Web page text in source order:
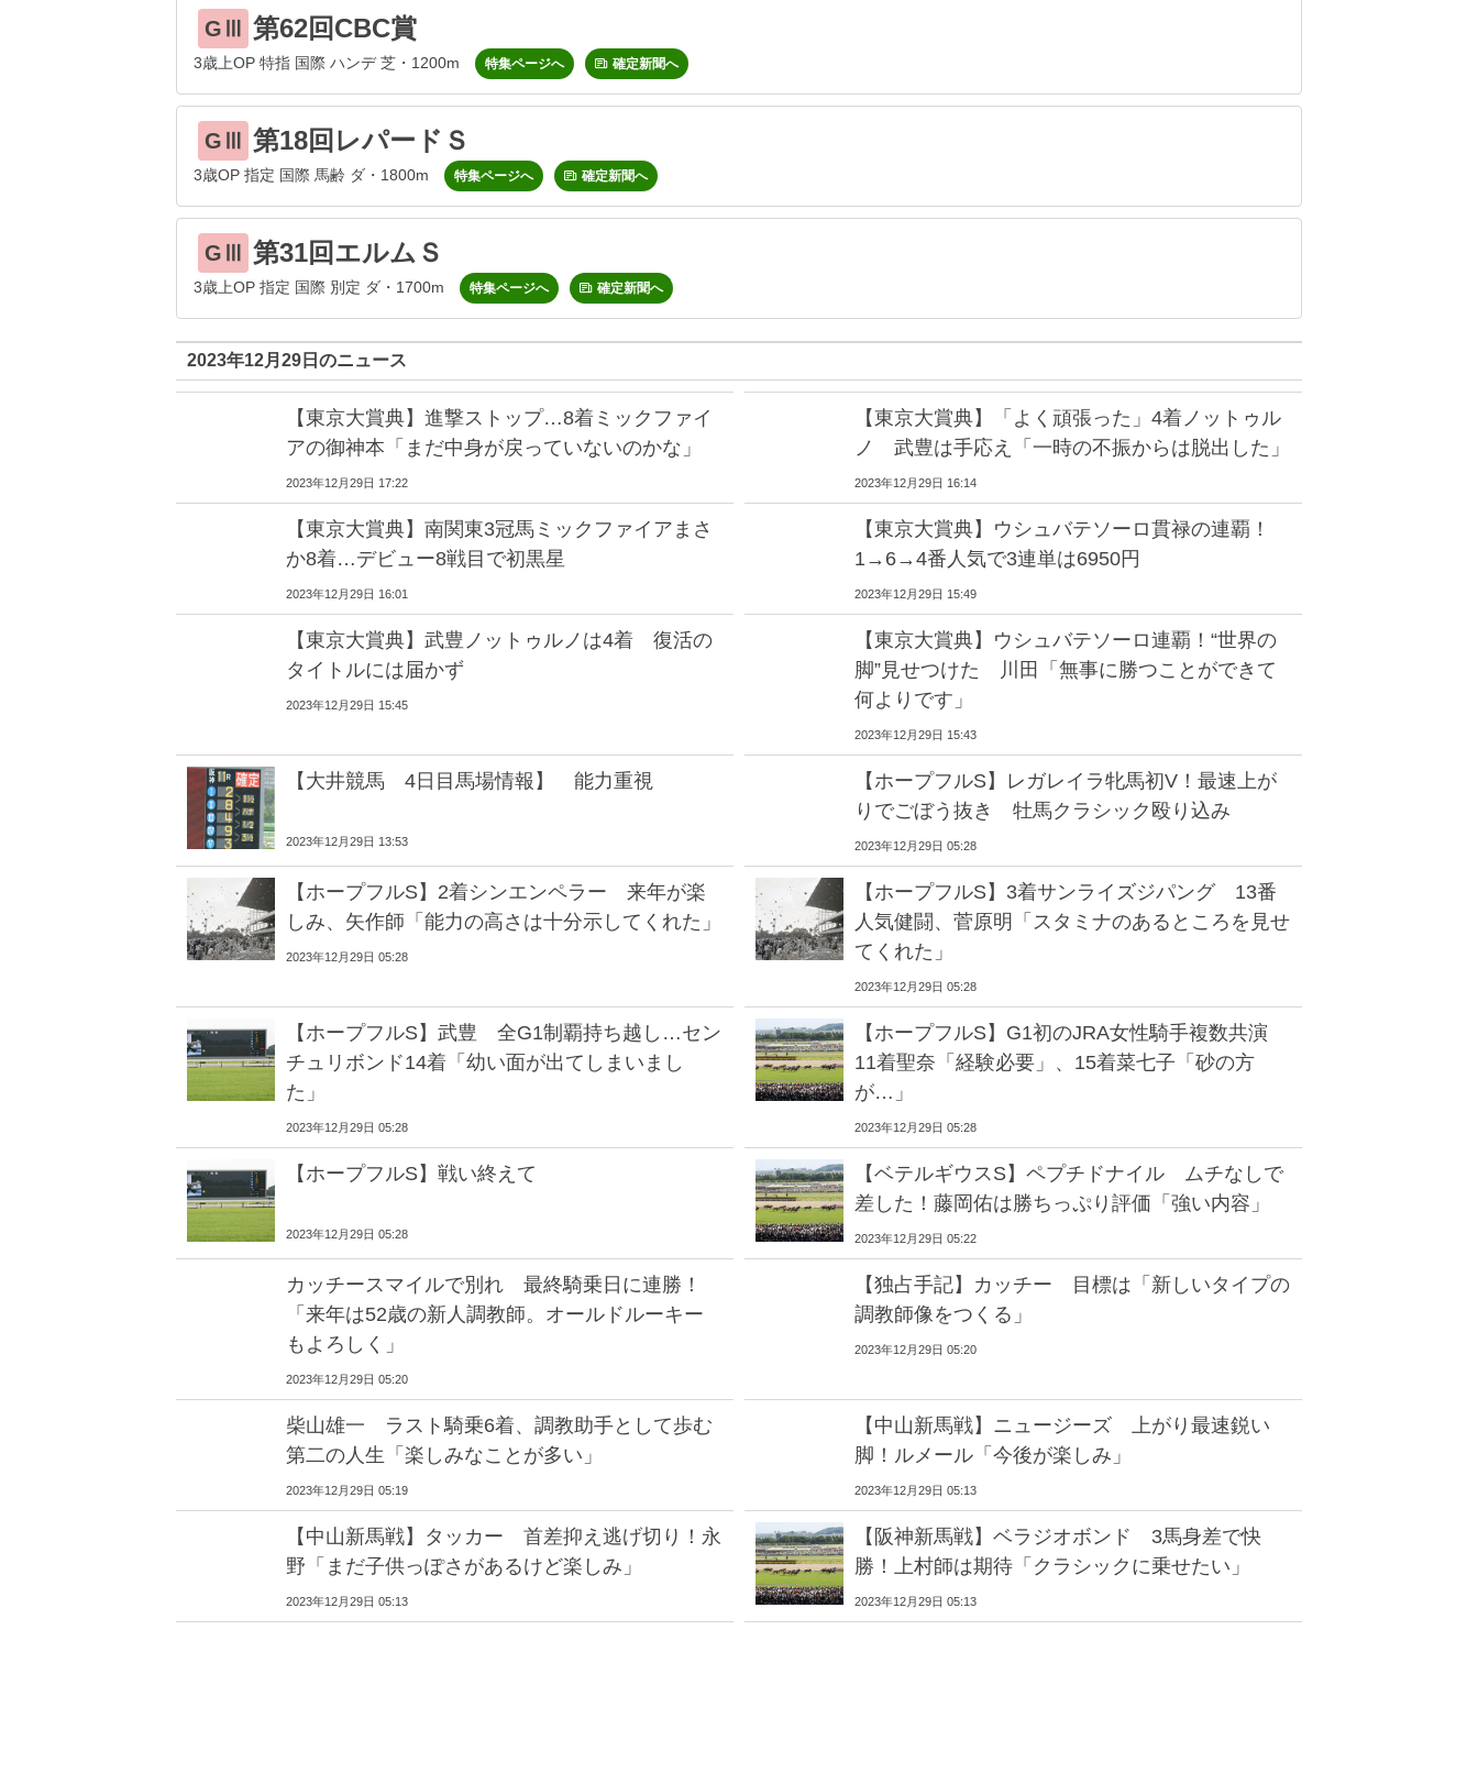
GⅢ 第62回CBC賞
3歳上OP 特指 国際 ハンデ 芝・1200m 特集ページへ 確定新聞へ
GⅢ 第18回レパードＳ
3歳OP 指定 国際 馬齢 ダ・1800m 特集ページへ 確定新聞へ
GⅢ 第31回エルムＳ
3歳上OP 指定 国際 別定 ダ・1700m 特集ページへ 確定新聞へ
2023年12月29日のニュース
【東京大賞典】進撃ストップ…8着ミックファイ
アの御神本「まだ中身が戻っていないのかな」
2023年12月29日 17:22
【東京大賞典】「よく頑張った」4着ノットゥル
ノ 武豊は手応え「一時の不振からは脱出した」
2023年12月29日 16:14
【東京大賞典】南関東3冠馬ミックファイアまさ
か8着…デビュー8戦目で初黒星
2023年12月29日 16:01
【東京大賞典】ウシュバテソーロ貫禄の連覇！
1→6→4番人気で3連単は6950円
2023年12月29日 15:49
【東京大賞典】武豊ノットゥルノは4着 復活の
タイトルには届かず
2023年12月29日 15:45
【東京大賞典】ウシュバテソーロ連覇！“世界の
脚”見せつけた 川田「無事に勝つことができて
何よりです」
2023年12月29日 15:43
【大井競馬 4日目馬場情報】 能力重視
2023年12月29日 13:53
【ホープフルS】レガレイラ牝馬初V！最速上が
りでごぼう抜き 牡馬クラシック殴り込み
2023年12月29日 05:28
【ホープフルS】2着シンエンペラー 来年が楽
しみ、矢作師「能力の高さは十分示してくれた」
2023年12月29日 05:28
【ホープフルS】3着サンライズジパング 13番
人気健闘、菅原明「スタミナのあるところを見せ
てくれた」
2023年12月29日 05:28
【ホープフルS】武豊 全G1制覇持ち越し…セン
チュリボンド14着「幼い面が出てしまいまし
た」
2023年12月29日 05:28
【ホープフルS】G1初のJRA女性騎手複数共演
11着聖奈「経験必要」、15着菜七子「砂の方
が…」
2023年12月29日 05:28
【ホープフルS】戦い終えて
2023年12月29日 05:28
【ベテルギウスS】ペプチドナイル ムチなしで
差した！藤岡佑は勝ちっぷり評価「強い内容」
2023年12月29日 05:22
カッチースマイルで別れ 最終騎乗日に連勝！
「来年は52歳の新人調教師。オールドルーキー
もよろしく」
2023年12月29日 05:20
【独占手記】カッチー 目標は「新しいタイプの
調教師像をつくる」
2023年12月29日 05:20
柴山雄一 ラスト騎乗6着、調教助手として歩む
第二の人生「楽しみなことが多い」
2023年12月29日 05:19
【中山新馬戦】ニュージーズ 上がり最速鋭い
脚！ルメール「今後が楽しみ」
2023年12月29日 05:13
【中山新馬戦】タッカー 首差抑え逃げ切り！永
野「まだ子供っぽさがあるけど楽しみ」
2023年12月29日 05:13
【阪神新馬戦】ベラジオボンド 3馬身差で快
勝！上村師は期待「クラシックに乗せたい」
2023年12月29日 05:13